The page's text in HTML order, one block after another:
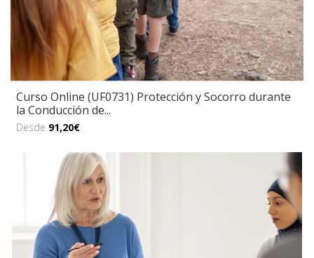
Curso Online (UF0731) Protección y Socorro durante
la Conducción de...
Desde 91,20€